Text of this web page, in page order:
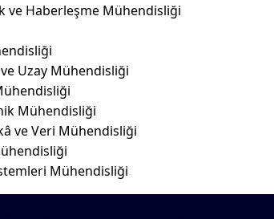
ve Haberleşme Mühendisliği
ve Uzay Mühendisliği
Mühendisliği
ve Veri Mühendisliği
Mühendisliği